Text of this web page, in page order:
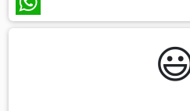
WhatsApp